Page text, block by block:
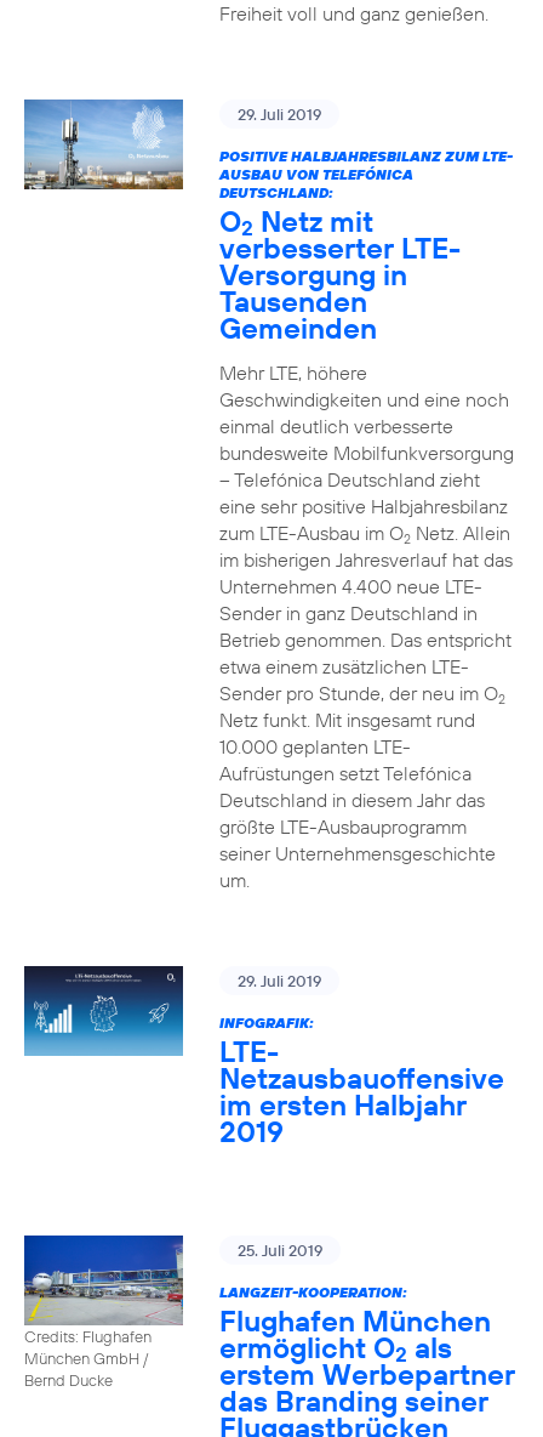
Freiheit voll und ganz genießen.
29. Juli 2019
POSITIVE HALBJAHRESBILANZ ZUM LTE-
AUSBAU VON TELEFÓNICA
DEUTSCHLAND:
O2 Netz mit
verbesserter LTE-
Versorgung in
Tausenden
Gemeinden
Mehr LTE, höhere
Geschwindigkeiten und eine noch
einmal deutlich verbesserte
bundesweite Mobilfunkversorgung
– Telefónica Deutschland zieht
eine sehr positive Halbjahresbilanz
zum LTE-Ausbau im O2Netz. Allein
im bisherigen Jahresverlauf hat das
Unternehmen 4.400 neue LTE-
Sender in ganz Deutschland in
Betrieb genommen. Das entspricht
etwa einem zusätzlichen LTE-
Sender pro Stunde, der neu im O2
Netz funkt. Mit insgesamt rund
10.000 geplanten LTE-
Aufrüstungen setzt Telefónica
Deutschland in diesem Jahr das
größte LTE-Ausbauprogramm
seiner Unternehmensgeschichte
um.
29. Juli 2019
INFOGRAFIK:
LTE-
Netzausbauoffensive
im ersten Halbjahr
2019
Credits: Flughafen
München GmbH /
Bernd Ducke
25. Juli 2019
LANGZEIT-KOOPERATION:
Flughafen München
ermöglicht O2 als
erstem Werbepartner
das Branding seiner
Fluggastbrücken